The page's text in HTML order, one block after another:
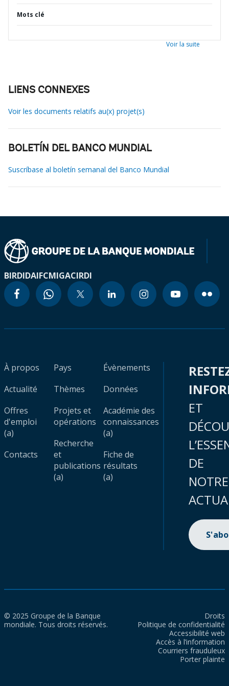
Mots clé
Voir la suite
LIENS CONNEXES
Voir les documents relatifs au(x) projet(s)
BOLETÍN DEL BANCO MUNDIAL
Suscríbase al boletín semanal del Banco Mundial
BIRDIDAIFCMIGACIRDI
À propos
Actualité
Offres
d'emploi
(a)
Contacts
Pays
Thèmes
Projets et
opérations
Recherche
et
publications
(a)
Évènements
Données
Académie des
connaissances
(a)
Fiche de
résultats
(a)
ET
DE
NOTRE
© 2025 Groupe de la Banque
mondiale. Tous droits réservés.
Droits
Politique de confidentialité
Accessibilité web
Accès à l’information
Courriers frauduleux
Porter plainte